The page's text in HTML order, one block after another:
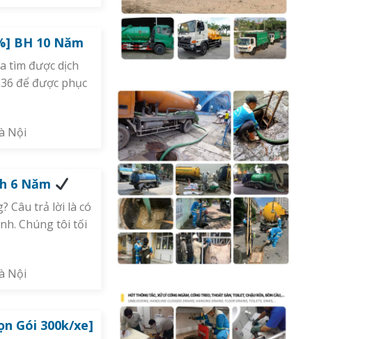
BH 10 Năm
tìm được dịch
để được phục
Nội
6 Năm
Câu trả lời là có
Chúng tôi tối
Nội
Gói 300k/xe]